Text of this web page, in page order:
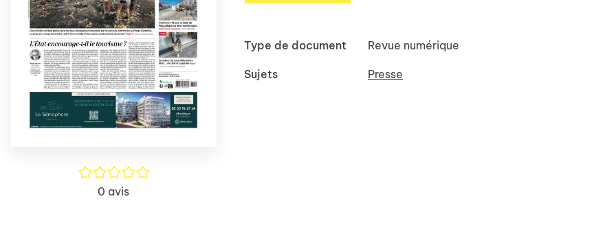
/5
0 avis
Type de document Revue numérique
Sujets Presse